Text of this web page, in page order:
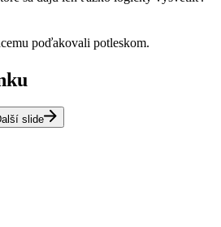
poďakovali potleskom.
slide